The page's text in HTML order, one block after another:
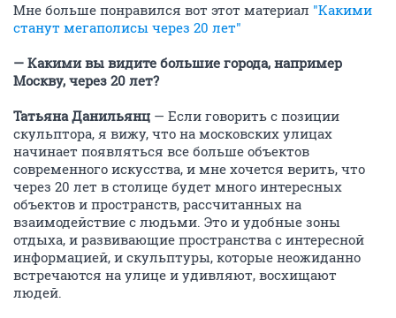
Мне больше понравился вот этот материал "Какими
станут мегаполисы через 20 лет"
— Какими вы видите большие города, например
Москву, через 20 лет?
Татьяна Данильянц — Если говорить с позиции
скульптора, я вижу, что на московских улицах
начинает появляться все больше объектов
современного искусства, и мне хочется верить, что
через 20 лет в столице будет много интересных
объектов и пространств, рассчитанных на
взаимодействие с людьми. Это и удобные зоны
отдыха, и развивающие пространства с интересной
информацией, и скульптуры, которые неожиданно
встречаются на улице и удивляют, восхищают
людей.